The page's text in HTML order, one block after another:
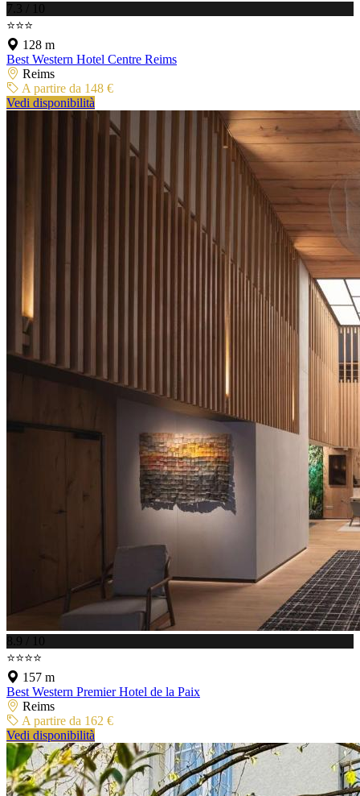
7.3 / 10
⭐⭐⭐
128 m
Best Western Hotel Centre Reims
Reims
A partire da 148 €
Vedi disponibilità
8.9 / 10
⭐⭐⭐⭐
157 m
Best Western Premier Hotel de la Paix
Reims
A partire da 162 €
Vedi disponibilità